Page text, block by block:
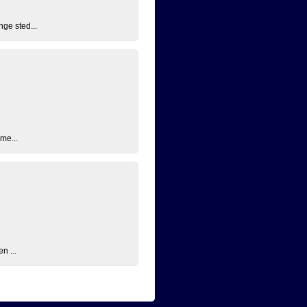
sted...
...